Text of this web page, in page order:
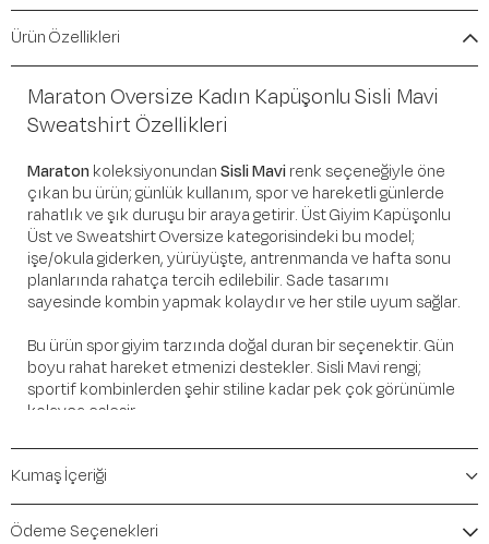
Ürün Özellikleri
Maraton Oversize Kadın Kapüşonlu Sisli Mavi
Sweatshirt Özellikleri
Maraton koleksiyonundanSisli Mavirenk seçeneğiyle öne
çıkan bu ürün; günlük kullanım, spor ve hareketli günlerde
rahatlık ve şık duruşu bir araya getirir. Üst Giyim Kapüşonlu
Üst ve Sweatshirt Oversize kategorisindeki bu model;
işe/okula giderken, yürüyüşte, antrenmanda ve hafta sonu
planlarında rahatça tercih edilebilir. Sade tasarımı
sayesinde kombin yapmak kolaydır ve her stile uyum sağlar.
Bu ürün spor giyim tarzında doğal duran bir seçenektir. Gün
boyu rahat hareket etmenizi destekler. Sisli Mavi rengi;
sportif kombinlerden şehir stiline kadar pek çok görünümle
kolayca eşleşir.
Öne Çıkan Detaylar
Marka:Maraton
Renk:Sisli Mavi
Kumaş İçeriği
Ödeme Seçenekleri